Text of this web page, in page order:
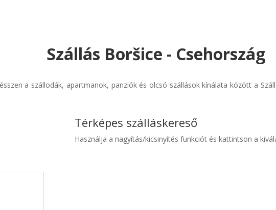
Szállás Boršice - Csehország
a szállodák, apartmanok, panziók és olcsó szállások kínálata között a
Térképes szálláskereső
Használja a nagyítás/kicsinyítés funkciót és kattintson a